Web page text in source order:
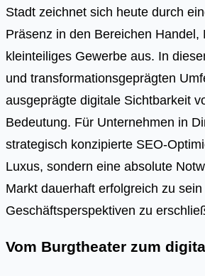
Stadt zeichnet sich heute durch
Präsenz in den Bereichen Handel,
kleinteiliges Gewerbe aus. In
und transformationsgeprägten
ausgeprägte digitale Sichtbarkeit
Bedeutung. Für Unternehmen in
strategisch konzipierte SEO-
Luxus, sondern eine absolute
Markt dauerhaft erfolgreich zu
Geschäftsperspektiven zu
Vom Burgtheater zum